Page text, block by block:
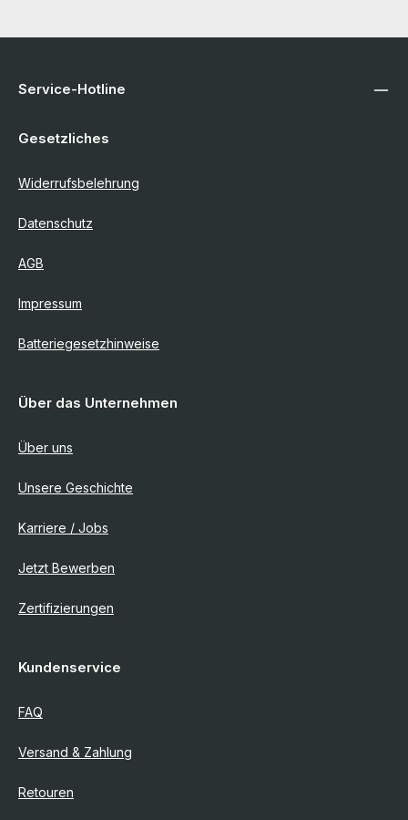
Service-Hotline
Gesetzliches
Widerrufsbelehrung
Datenschutz
AGB
Impressum
Batteriegesetzhinweise
Über das Unternehmen
Über uns
Unsere Geschichte
Karriere / Jobs
Jetzt Bewerben
Zertifizierungen
Kundenservice
FAQ
Versand & Zahlung
Retouren